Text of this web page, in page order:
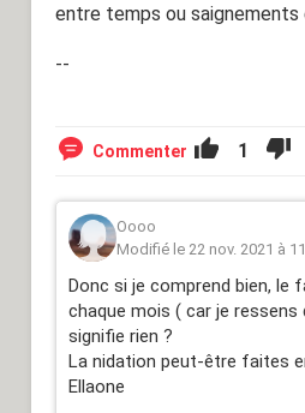
entre temps ou
--
Commenter 1
Oooo
Modifié le 22 nov. 2021 à
Donc si je comprend bien, le
chaque mois ( car je ressens
signifie rien ?
La nidation peut-être faites
Ellaone